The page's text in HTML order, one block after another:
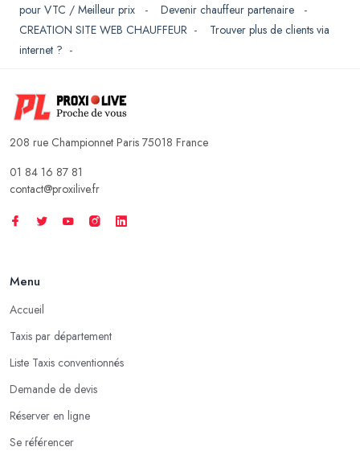
pour VTC / Meilleur prix
- Devenir chauffeur partenaire
-
CREATION SITE WEB CHAUFFEUR - Trouver plus de clients via
internet ? -
208 rue Championnet Paris 75018 France
01 84 16 87 81
contact@proxilive.fr
Menu
Accueil
Taxis par département
Liste Taxis conventionnés
Demande de devis
Réserver en ligne
Se référencer